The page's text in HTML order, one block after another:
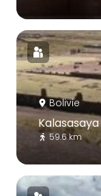
Bolivie
Kalasasaya
59.6 km